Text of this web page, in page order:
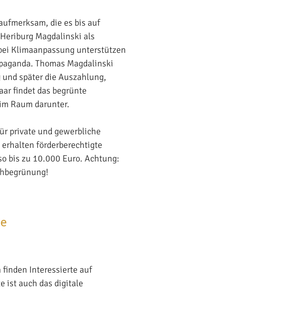
die es bis auf
Magdalinski als
Klimaanpassung unterstützen
Thomas Magdalinski
später die Auszahlung,
findet das begrünte
Raum darunter.
private und gewerbliche
förderberechtigte
bis zu 10.000 Euro. Achtung:
finden Interessierte auf
ist auch das digitale